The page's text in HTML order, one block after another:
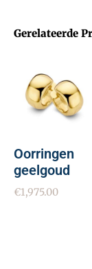
Gerelateerde
Oorringen
geelgoud
€1,975.00